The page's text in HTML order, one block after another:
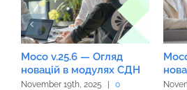
Moco v.25.6 — Огляд
новацій в модулях СДН
November 19th, 2025 |
0